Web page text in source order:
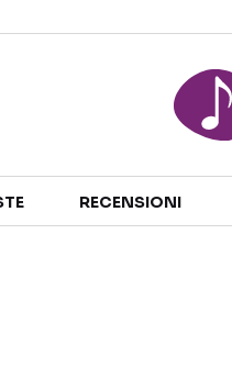
RECENSIONI